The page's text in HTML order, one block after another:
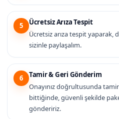
5
Ücretsiz Arıza Tespit
Ücretsiz arıza tespit yaparak,
sizinle paylaşalım.
6
Tamir & Geri Gönderim
Onayınız doğrultusunda tamir
bittiğinde, güvenli şekilde
göndeririz.